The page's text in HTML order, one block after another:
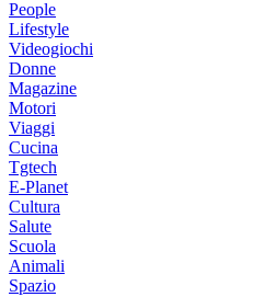
People
Lifestyle
Videogiochi
Donne
Magazine
Motori
Viaggi
Cucina
Tgtech
E-Planet
Cultura
Salute
Scuola
Animali
Spazio